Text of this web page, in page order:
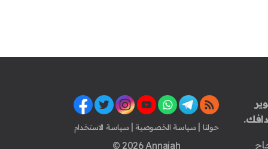
حولنا | سياسة الخصوصية | سياسة الاستخدام
© 2026 Annajah